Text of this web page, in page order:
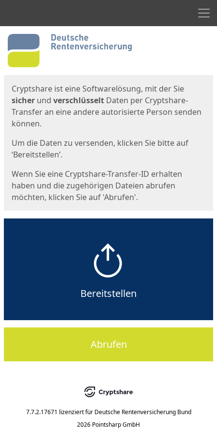
Start
Cryptshare ist eine Softwarelösung, mit der Sie
sicher und verschlüsselt Daten per Cryptshare-
Transfer an eine andere autorisierte Person senden
können.
Um die Daten zu versenden, klicken Sie bitte auf
‘Bereitstellen’.
Wenn Sie eine Cryptshare-Transfer-ID erhalten
haben und die zugehörigen Dateien abrufen
möchten, klicken Sie auf 'Abrufen'.
Bereitstellen
Abrufen
7.7.2.17671 lizenziert für Deutsche Rentenversicherung Bund
2026 Pointsharp GmbH